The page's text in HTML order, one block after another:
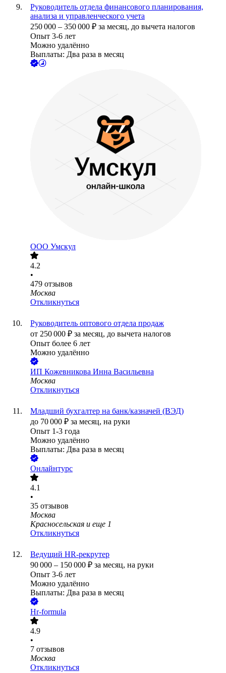
Руководитель отдела финансового планирования,
анализа и управленческого учета
250 000 – 350 000 ₽ за месяц, до вычета налогов
Опыт 3-6 лет
Можно удалённо
Выплаты: Два раза в месяц
ООО Умскул
4.2
•
479 отзывов
Москва
Откликнуться
Руководитель оптового отдела продаж
от 250 000 ₽ за месяц, до вычета налогов
Опыт более 6 лет
Можно удалённо
ИП Кожевникова Инна Васильевна
Москва
Откликнуться
Младший бухгалтер на банк/казначей (ВЭД)
до 70 000 ₽ за месяц, на руки
Опыт 1-3 года
Можно удалённо
Выплаты: Два раза в месяц
Онлайнтурс
4.1
•
35 отзывов
Москва
Красносельская и еще 1
Откликнуться
Ведущий HR-рекрутер
90 000 – 150 000 ₽ за месяц, на руки
Опыт 3-6 лет
Можно удалённо
Выплаты: Два раза в месяц
Hr-formula
4.9
•
7 отзывов
Москва
Откликнуться